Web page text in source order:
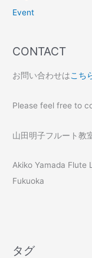
Event
CONTACT
お問い合わせはこち
Please feel free to
山田明子フルート教
Akiko Yamada Flute
Fukuoka
タグ